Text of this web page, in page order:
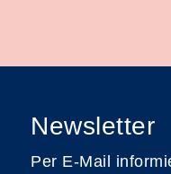
Newsletter
Per E-Mail